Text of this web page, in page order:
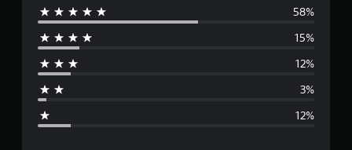
u
a
58%
15%
12%
3%
12%